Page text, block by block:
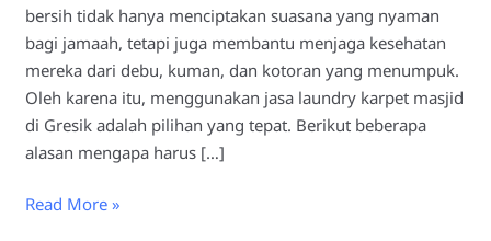
bersih tidak hanya menciptakan suasana yang nyaman
bagi jamaah, tetapi juga membantu menjaga kesehatan
mereka dari debu, kuman, dan kotoran yang menumpuk.
Oleh karena itu, menggunakan jasa laundry karpet masjid
di Gresik adalah pilihan yang tepat. Berikut beberapa
alasan mengapa harus […]
Read More »